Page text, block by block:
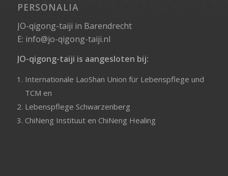
PERSONALIA
JO-qigong-taiji in Barendrecht
E: info@jo-qigong-taiji.nl
JO-qigong-taiji is aangesloten bij:
Internationale LaoShan Union für Lebenspflege und
TCM en
Lebenspflege Schwarzenberg
ChiNeng Instituuten ChiNeng Healing